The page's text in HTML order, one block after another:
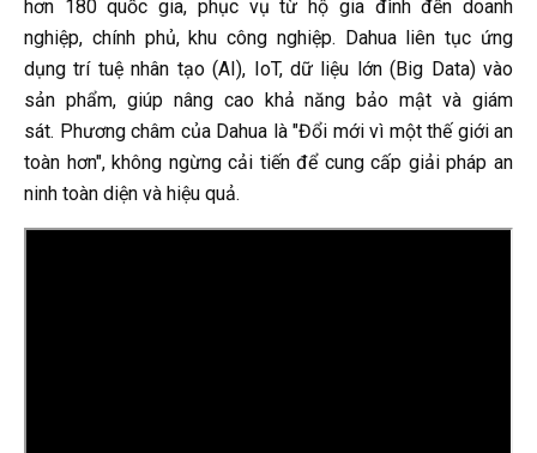
hơn 180 quốc gia, phục vụ từ hộ gia đình đến doanh
nghiệp, chính phủ, khu công nghiệp. Dahua liên tục ứng
dụng trí tuệ nhân tạo (AI), IoT, dữ liệu lớn (Big Data) vào
sản phẩm, giúp nâng cao khả năng bảo mật và giám
sát. Phương châm của Dahua là "Đổi mới vì một thế giới an
toàn hơn", không ngừng cải tiến để cung cấp giải pháp an
ninh toàn diện và hiệu quả.